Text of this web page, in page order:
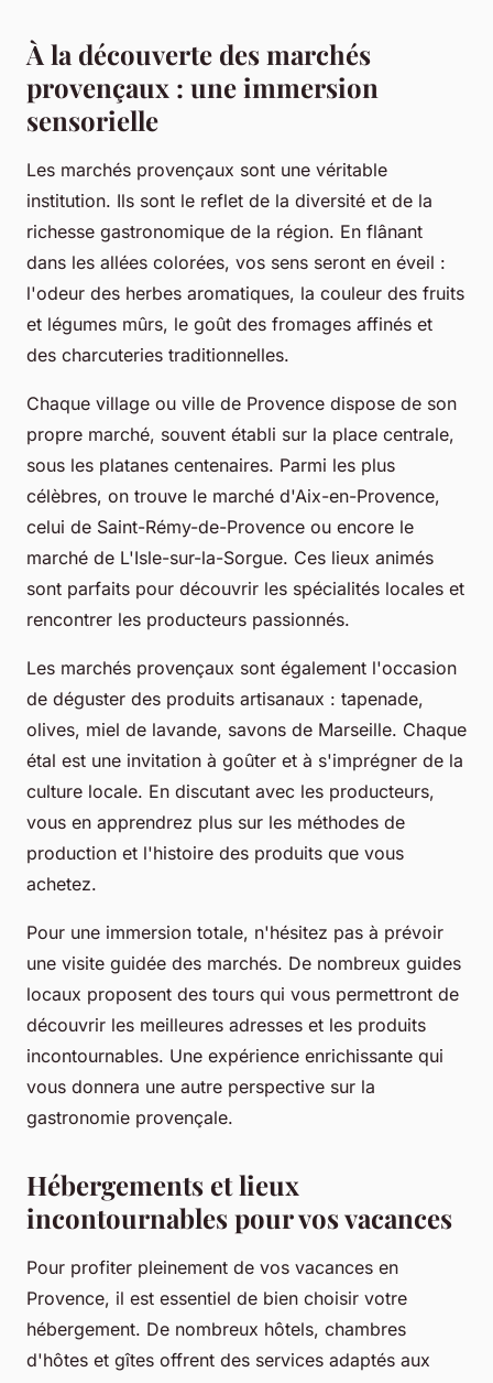
À la découverte des marchés
provençaux : une immersion
sensorielle
Les marchés provençaux sont une véritable
institution. Ils sont le reflet de la diversité et de la
richesse gastronomique de la région. En flânant
dans les allées colorées, vos sens seront en éveil :
l'odeur des herbes aromatiques, la couleur des fruits
et légumes mûrs, le goût des fromages affinés et
des charcuteries traditionnelles.
Chaque village ou ville de Provence dispose de son
propre marché, souvent établi sur la place centrale,
sous les platanes centenaires. Parmi les plus
célèbres, on trouve le marché d'Aix-en-Provence,
celui de Saint-Rémy-de-Provence ou encore le
marché de L'Isle-sur-la-Sorgue. Ces lieux animés
sont parfaits pour découvrir les spécialités locales et
rencontrer les producteurs passionnés.
Les marchés provençaux sont également l'occasion
de déguster des produits artisanaux : tapenade,
olives, miel de lavande, savons de Marseille. Chaque
étal est une invitation à goûter et à s'imprégner de la
culture locale. En discutant avec les producteurs,
vous en apprendrez plus sur les méthodes de
production et l'histoire des produits que vous
achetez.
Pour une immersion totale, n'hésitez pas à prévoir
une visite guidée des marchés. De nombreux guides
locaux proposent des tours qui vous permettront de
découvrir les meilleures adresses et les produits
incontournables. Une expérience enrichissante qui
vous donnera une autre perspective sur la
gastronomie provençale.
Hébergements et lieux
incontournables pour vos vacances
Pour profiter pleinement de vos vacances en
Provence, il est essentiel de bien choisir votre
hébergement. De nombreux hôtels, chambres
d'hôtes et gîtes offrent des services adaptés aux